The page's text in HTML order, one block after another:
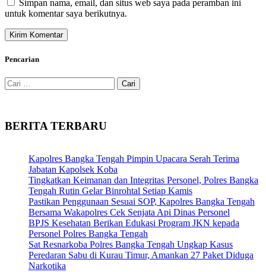
Simpan nama, email, dan situs web saya pada peramban ini
untuk komentar saya berikutnya.
Pencarian
Cari
untuk:
BERITA TERBARU
Kapolres Bangka Tengah Pimpin Upacara Serah Terima
Jabatan Kapolsek Koba
Tingkatkan Keimanan dan Integritas Personel, Polres Bangka
Tengah Rutin Gelar Binrohtal Setiap Kamis
Pastikan Penggunaan Sesuai SOP, Kapolres Bangka Tengah
Bersama Wakapolres Cek Senjata Api Dinas Personel
BPJS Kesehatan Berikan Edukasi Program JKN kepada
Personel Polres Bangka Tengah
Sat Resnarkoba Polres Bangka Tengah Ungkap Kasus
Peredaran Sabu di Kurau Timur, Amankan 27 Paket Diduga
Narkotika